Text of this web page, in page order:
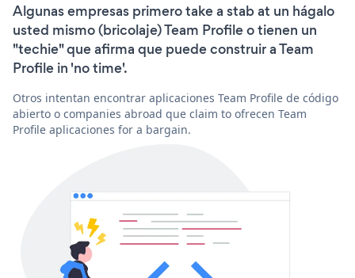
Algunas empresas primero take a stab at un hágalo
usted mismo (bricolaje) Team Profile o tienen un
"techie" que afirma que puede construir a Team
Profile in 'no time'.
Otros intentan encontrar aplicaciones Team Profile de código
abierto o companies abroad que claim to ofrecen Team
Profile aplicaciones for a bargain.